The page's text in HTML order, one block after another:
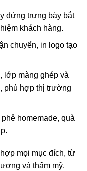
đứng trưng bày bắt
khách hàng.
chuyển, in logo tạo
lớp màng ghép và
phù hợp thị trường
homemade, quà
mọi mục đích, từ
và thẩm mỹ.